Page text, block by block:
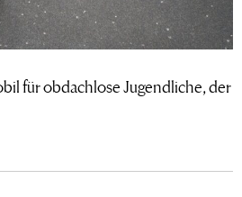
für obdachlose Jugendliche, der